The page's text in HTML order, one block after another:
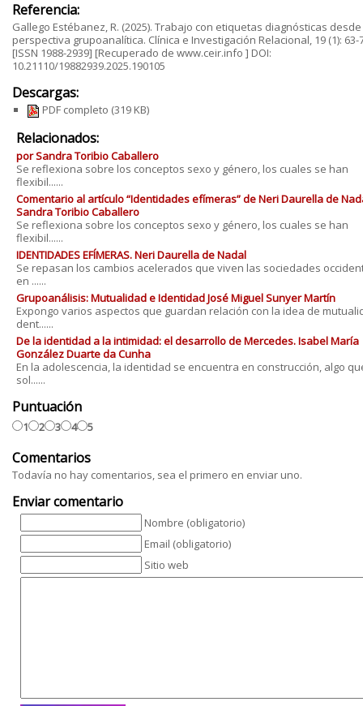
Referencia:
Gallego Estébanez, R. (2025). Trabajo con etiquetas diagnósticas
perspectiva grupoanalítica. Clínica e Investigación Relacional, 19 (1): 63-
[ISSN 1988-2939] [Recuperado de www.ceir.info ] DOI:
10.21110/19882939.2025.190105
Descargas:
PDF completo (319 KB)
Relacionados:
por Sandra Toribio Caballero
Se reflexiona sobre los conceptos sexo y género, los cuales se han
flexibil......
Comentario al artículo “Identidades efímeras” de Neri Daurella de
Sandra Toribio Caballero
Se reflexiona sobre los conceptos sexo y género, los cuales se han
flexibil......
IDENTIDADES EFÍMERAS. Neri Daurella de Nadal
Se repasan los cambios acelerados que viven las sociedades
en ......
Grupoanálisis: Mutualidad e Identidad José Miguel Sunyer Martín
Expongo varios aspectos que guardan relación con la idea de
dent......
De la identidad a la intimidad: el desarrollo de Mercedes. Isabel María
González Duarte da Cunha
En la adolescencia, la identidad se encuentra en construcción, algo
sol......
Puntuación
1 2 3 4 5
Comentarios
Todavía no hay comentarios, sea el primero en enviar uno.
Enviar comentario
Nombre (obligatorio)
Email (obligatorio)
Sitio web